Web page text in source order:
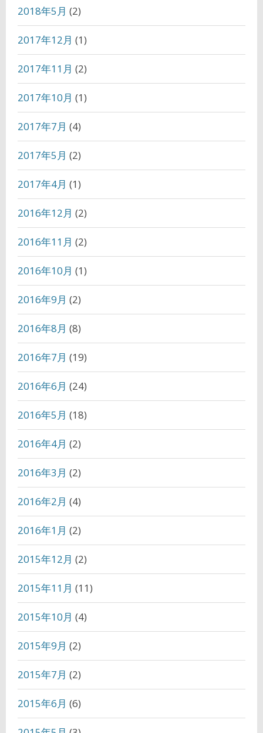
2018年5月 (2)
2017年12月 (1)
2017年11月 (2)
2017年10月 (1)
2017年7月 (4)
2017年5月 (2)
2017年4月 (1)
2016年12月 (2)
2016年11月 (2)
2016年10月 (1)
2016年9月 (2)
2016年8月 (8)
2016年7月 (19)
2016年6月 (24)
2016年5月 (18)
2016年4月 (2)
2016年3月 (2)
2016年2月 (4)
2016年1月 (2)
2015年12月 (2)
2015年11月 (11)
2015年10月 (4)
2015年9月 (2)
2015年7月 (2)
2015年6月 (6)